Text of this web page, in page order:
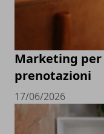
Marketing
prenotazioni
17/06/2026